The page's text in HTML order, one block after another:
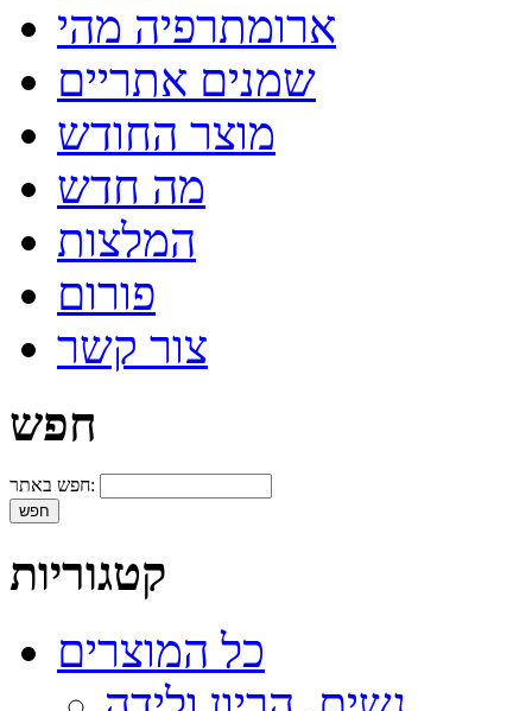
ארומתרפיה מהי
שמנים אתריים
מוצר החודש
מה חדש
המלצות
פורום
צור קשר
חפש
חפש באתר:
קטגוריות
כל המוצרים